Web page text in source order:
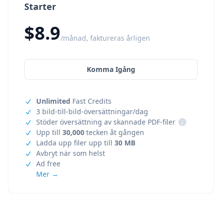
Starter
$8.9/månad, faktureras årligen
Komma Igång
Unlimited Fast Credits
3 bild-till-bild-översättningar/dag
Stöder översättning av skannade PDF-filer
i
Upp till 30,000 tecken åt gången
Ladda upp filer upp till 30 MB
Avbryt när som helst
Ad free
Mer →